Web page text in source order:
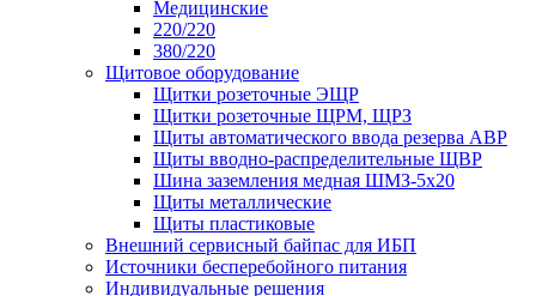
Медицинские
220/220
380/220
Щитовое оборудование
Щитки розеточные ЭЩР
Щитки розеточные ЩРМ, ЩРЗ
Щиты автоматического ввода резерва АВР
Щиты вводно-распределительные ЩВР
Шина заземления медная ШМЗ-5х20
Щиты металлические
Щиты пластиковые
Внешний сервисный байпас для ИБП
Источники бесперебойного питания
Индивидуальные решения